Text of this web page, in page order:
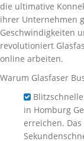
die ultimative
ihrer Unternehmen
Geschwindigkeiten
revolutioniert
online arbeiten.
Warum Glasfaser
in Homburg
erreichen.